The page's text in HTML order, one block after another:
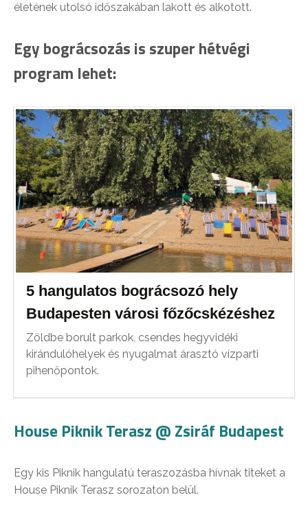
életének utolsó időszakában lakott és alkotott.
Egy bográcsozás is szuper hétvégi
program lehet:
5 hangulatos bográcsozó hely
Budapesten városi főzőcskézéshez
Zöldbe borult parkok, csendes hegyvidéki
kirándulóhelyek és nyugalmat árasztó vízparti
pihenőpontok.
House Piknik Terasz @ Zsiráf Budapest
Egy kis Piknik hangulatú teraszozásba hívnak titeket a
House Piknik Terasz sorozaton belül.